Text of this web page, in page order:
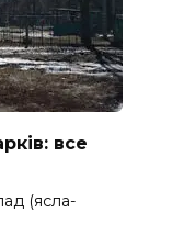
все
(ясла-